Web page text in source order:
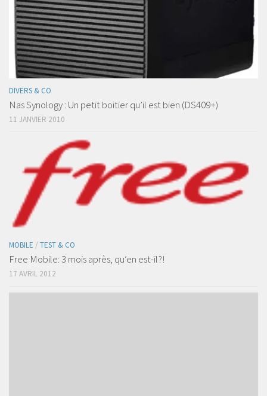
DIVERS & CO
Nas Synology : Un petit boitier qu’il est bien (DS409+)
11 JANVIER 2010
MOBILE / TEST & CO
Free Mobile: 3 mois après, qu’en est-il?!
17 AVRIL 2012